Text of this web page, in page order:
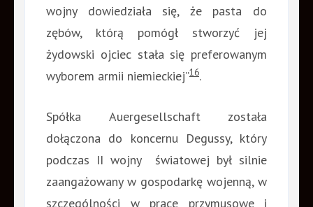
wojny dowiedziała się, że pasta do
zębów, którą pomógł stworzyć jej
żydowski ojciec stała się preferowanym
wyborem armii niemieckiej”16.
Spółka Auergesellschaft została
dołączona do koncernu Degussy, który
podczas II wojny światowej był silnie
zaangażowany w gospodarkę wojenną, w
szczególności w prace przymusowe i